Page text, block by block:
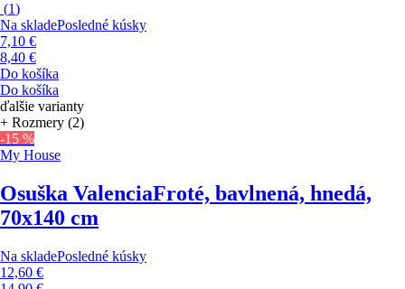
(1)
Na skladePosledné kúsky
7,10 €
8,40 €
Do košíka
Do košíka
ďalšie varianty
+ Rozmery (2)
-15 %
My House
Osuška ValenciaFroté, bavlnená, hnedá,
70x140 cm
Na skladePosledné kúsky
12,60 €